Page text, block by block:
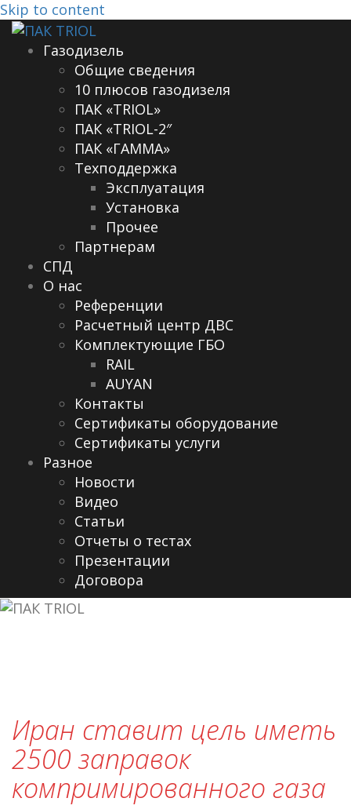
Skip to content
Газодизель
Общие сведения
10 плюсов газодизеля
ПАК «TRIOL»
ПАК «TRIOL-2″
ПАК «ГАММА»
Техподдержка
Эксплуатация
Установка
Прочее
Партнерам
СПД
О нас
Референции
Расчетный центр ДВС
Комплектующие ГБО
RAIL
AUYAN
Контакты
Сертификаты оборудование
Сертификаты услуги
Разное
Новости
Видео
Cтатьи
Отчеты о тестах
Презентации
Договора
Иран ставит цель иметь
2500 заправок
компримированного газа